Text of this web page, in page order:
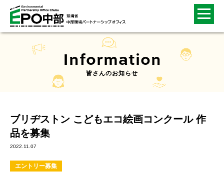
Information
皆さんのお知らせ
ブリヂストン こどもエコ絵画コンクール 作
品を募集
2022.11.07
エントリー募集